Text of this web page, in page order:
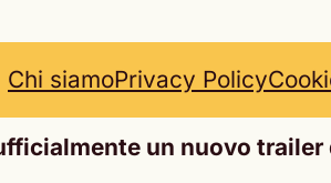
Chi siamoPrivacy Policy
un nuovo trailer